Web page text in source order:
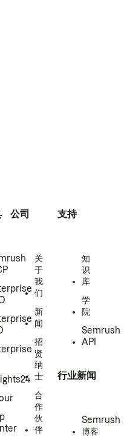
公司
关
于
我
们
新
闻
招
贤
纳
士
合
作
伙
伴
支持
知
识
库
学
院
Semrush
API
行业新闻
Semrush
博客